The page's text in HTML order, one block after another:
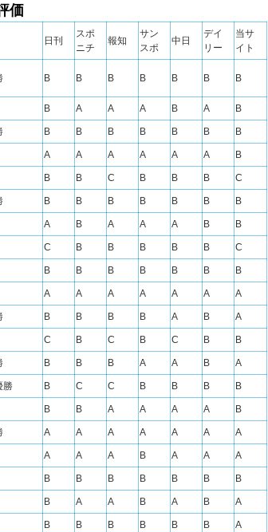
価
日刊
スポ
ニチ
報知
サン
スポ
中日
デイ
リー
当サ
イト
B B B B B B B
B A A A B A B
B B B B B B B
A A A A A A B
B B C B B B C
B B B B B B B
A B A A A B B
C B B B B B C
B B B B B B B
A A A A A A A
B B B B A B A
C B C B C B B
B B B A A B A
勝 B C C B B B B
B B A A A A B
A A A A A A A
A A A B A A A
B B B B B B B
B A A B A B A
B B B B B B A